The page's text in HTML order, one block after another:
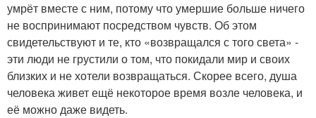
умрёт вместе с ним, потому что умершие больше ничего
не воспринимают посредством чувств. Об этом
свидетельствуют и те, кто «возвращался с того света» -
эти люди не грустили о том, что покидали мир и своих
близких и не хотели возвращаться. Скорее всего, душа
человека живет ещё некоторое время возле человека, и
её можно даже видеть.